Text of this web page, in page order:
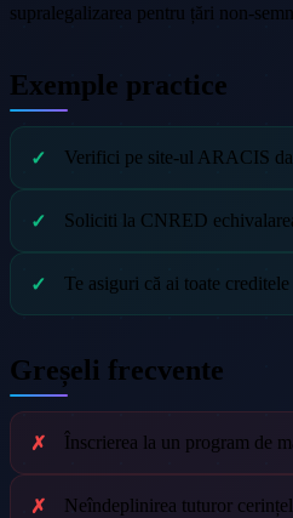
supralegalizarea pentru țări non-
Exemple practice
Verifici pe site-ul ARACIS
Soliciti la CNRED
Te asiguri că ai toate
Greșeli frecvente
Înscrierea la un program de
Neîndeplinirea tuturor